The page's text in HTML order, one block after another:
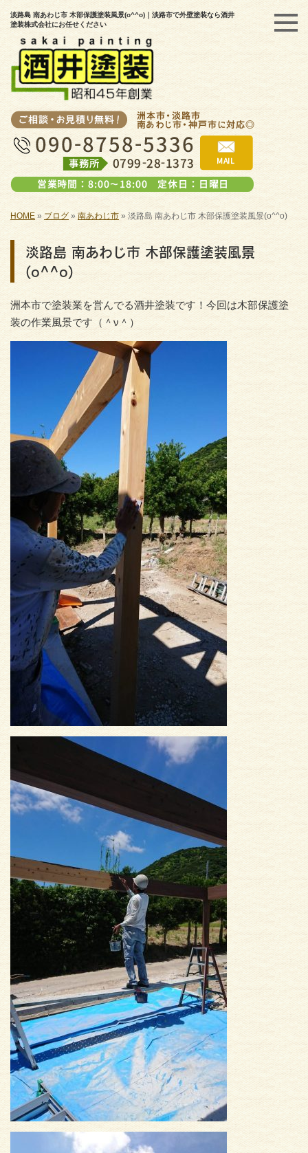
淡路島 南あわじ市 木部保護塗装風景(o^^o)｜淡路市で外壁塗装なら酒井
塗装株式会社にお任せください
HOME » ブログ» 南あわじ市 » 淡路島 南あわじ市 木部保護塗装風景(o^^o)
淡路島 南あわじ市 木部保護塗装風景
(o^^o)
洲本市で塗装業を営んでる酒井塗装です！今回は木部保護塗
装の作業風景です（＾ν＾）